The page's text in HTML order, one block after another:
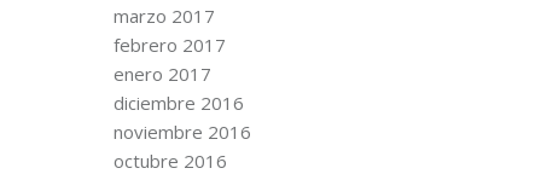
marzo 2017
febrero 2017
enero 2017
diciembre 2016
noviembre 2016
octubre 2016